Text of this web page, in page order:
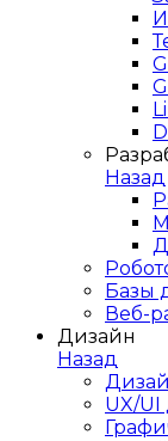
Назад
Базы
Веб-
Дизайн
Назад
UX/UI